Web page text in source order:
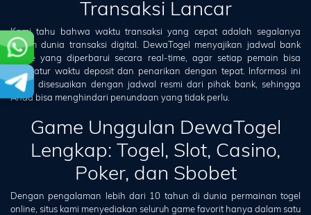
Transaksi Lancar
Kami tahu bahwa waktu transaksi yang cepat adalah segalanya
dalam dunia transaksi digital. DewaTogel menyajikan jadwal bank
offline yang diperbarui secara real-time, agar setiap pemain bisa
mengatur waktu deposit dan penarikan dengan tepat. Informasi ini
selalu disesuaikan dengan jadwal resmi dari pihak bank, sehingga
Anda bisa menghindari penundaan yang tidak perlu.
Game Unggulan DewaTogel
Lengkap: Togel, Slot, Casino,
Poker, dan Sbobet
Dengan pengalaman lebih dari 10 tahun di dunia permainan togel
online, situs kami menyediakan seluruh game favorit hanya dalam satu